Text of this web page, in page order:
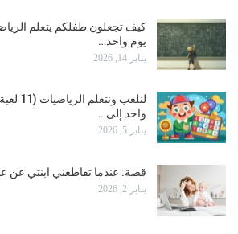
كيف تجعلون طفلكم يتعلم
يوم واحد…
يناير 14, 2026
لنلعب
واحد إلى…
يناير 5, 2026
قصة: عندما تقاطعني ابنتي عن
يناير 2, 2026